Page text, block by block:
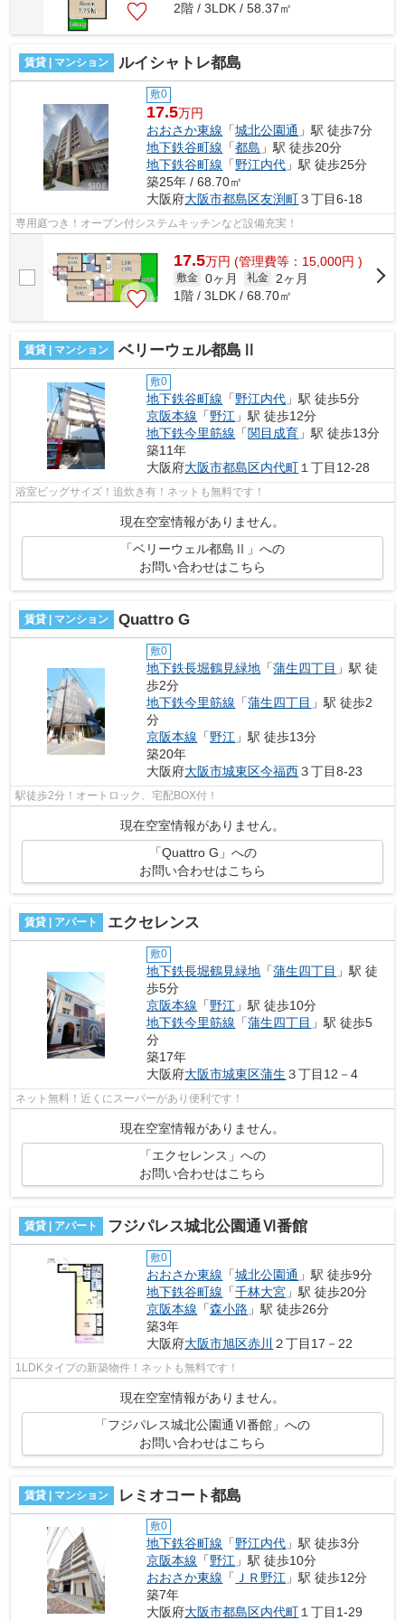
2階 / 3LDK / 58.37㎡
賃貸 | マンション ルイシャトレ都島
敷0
17.5万円
おおさか東線 「城北公園通 」駅 徒歩7分
地下鉄谷町線 「都島 」駅 徒歩20分
地下鉄谷町線 「野江内代 」駅 徒歩25分
築25年 / 68.70㎡
大阪府大阪市都島区友渕町３丁目6-18
専用庭つき！オーブン付システムキッチンなど設備充実！
17.5万円 (管理費等：15,000円 )
敷金 0ヶ月 礼金
2ヶ月
1階 / 3LDK / 68.70㎡
賃貸 | マンション ベリーウェル都島Ⅱ
敷0
地下鉄谷町線 「野江内代 」駅 徒歩5分
京阪本線 「野江 」駅 徒歩12分
地下鉄今里筋線 「関目成育 」駅 徒歩13分
築11年
大阪府大阪市都島区内代町 １丁目12-28
浴室ビッグサイズ！追炊き有！ネットも無料です！
現在空室情報がありません。
「ベリーウェル都島Ⅱ」への
お問い合わせはこちら
賃貸 | マンション Quattro G
敷0
地下鉄長堀鶴見緑地 「蒲生四丁目 」駅 徒
歩2分
地下鉄今里筋線 「蒲生四丁目 」駅 徒歩2
分
京阪本線 「野江 」駅 徒歩13分
築20年
大阪府大阪市城東区今福西３丁目8-23
駅徒歩2分！オートロック、宅配BOX付！
現在空室情報がありません。
「Quattro G」への
お問い合わせはこちら
賃貸 | アパート エクセレンス
敷0
地下鉄長堀鶴見緑地 「蒲生四丁目 」駅 徒
歩5分
京阪本線 「野江 」駅 徒歩10分
地下鉄今里筋線 「蒲生四丁目 」駅 徒歩5
分
築17年
大阪府大阪市城東区蒲生 ３丁目12－4
ネット無料！近くにスーパーがあり便利です！
現在空室情報がありません。
「エクセレンス」への
お問い合わせはこちら
賃貸 | アパート フジパレス城北公園通Ⅵ番館
敷0
おおさか東線 「城北公園通 」駅 徒歩9分
地下鉄谷町線 「千林大宮 」駅 徒歩20分
京阪本線 「森小路 」駅 徒歩26分
築3年
大阪府大阪市旭区赤川 ２丁目17－22
1LDKタイプの新築物件！ネットも無料です！
現在空室情報がありません。
「フジパレス城北公園通Ⅵ番館」への
お問い合わせはこちら
賃貸 | マンション レミオコート都島
敷0
地下鉄谷町線 「野江内代 」駅 徒歩3分
京阪本線 「野江 」駅 徒歩10分
おおさか東線 「 ＪＲ野江 」駅 徒歩12分
築7年
大阪府大阪市都島区内代町１丁目1-29